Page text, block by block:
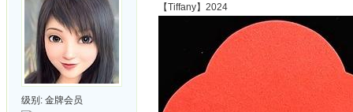
级别: 金牌会员
【Tiffany】2024